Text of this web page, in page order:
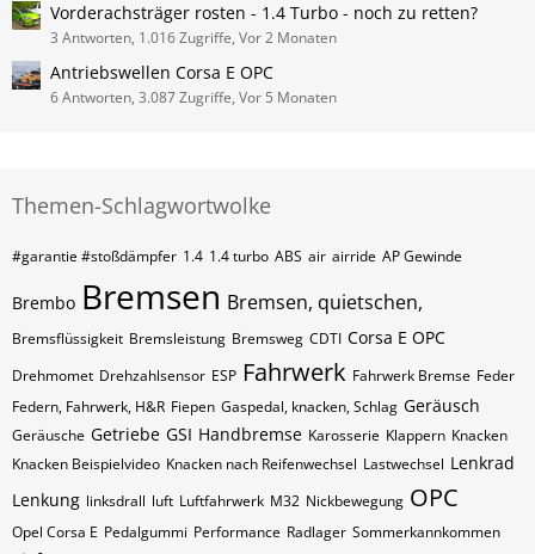
Vorderachsträger rosten - 1.4 Turbo - noch zu retten?
3 Antworten, 1.016 Zugriffe, Vor 2 Monaten
Antriebswellen Corsa E OPC
6 Antworten, 3.087 Zugriffe, Vor 5 Monaten
Themen-Schlagwortwolke
#garantie #stoßdämpfer 1.4 1.4 turbo ABS air airride AP Gewinde
Brembo Bremsen Bremsen, quietschen,
Bremsflüssigkeit Bremsleistung Bremsweg CDTI Corsa E OPC
Drehmomet Drehzahlsensor ESP Fahrwerk Fahrwerk Bremse Feder
Federn, Fahrwerk, H&R Fiepen Gaspedal, knacken, Schlag Geräusch
Geräusche Getriebe GSI Handbremse Karosserie Klappern Knacken
Knacken Beispielvideo Knacken nach Reifenwechsel Lastwechsel Lenkrad
Lenkung linksdrall luft Luftfahrwerk M32 Nickbewegung OPC
Opel Corsa E Pedalgummi Performance Radlager Sommerkannkommen